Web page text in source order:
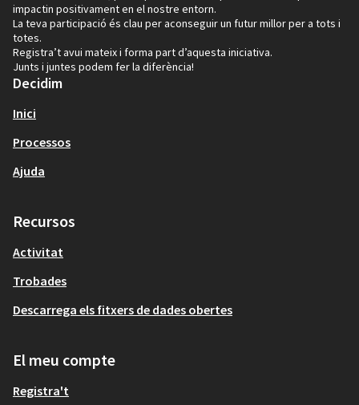
impactin positivament en el nostre entorn.
La teva participació és clau per aconseguir un futur millor per a tots i
totes.
Registra’t avui mateix i forma part d’aquesta iniciativa.
Junts i juntes podem fer la diferència!
Decidim
Inici
Processos
Ajuda
Recursos
Activitat
Trobades
Descarrega els fitxers de dades obertes
El meu compte
Registra't